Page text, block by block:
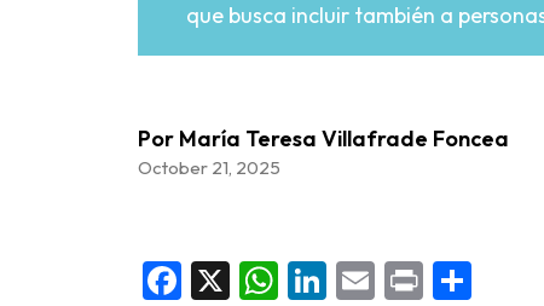
que busca incluir también a
Por María Teresa Villafrade Foncea
October 21, 2025
Facebook
X WhatsApp
LinkedIn
Email
Print